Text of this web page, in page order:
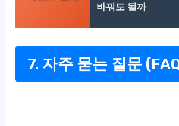
바꿔도 될까
7. 자주 묻는 질문